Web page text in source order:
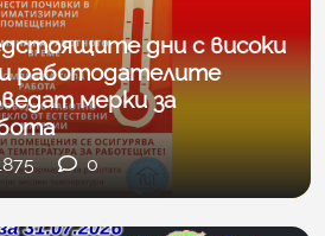
дни с високи
работодателите
мерки за
0